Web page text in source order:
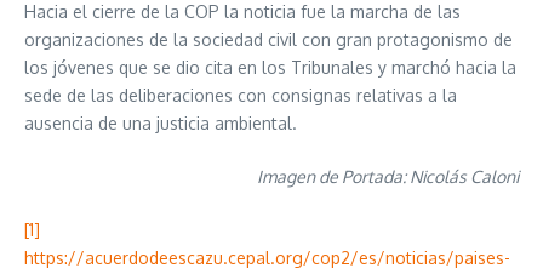
Hacia el cierre de la COP la noticia fue la marcha de las
organizaciones de la sociedad civil con gran protagonismo de
los jóvenes que se dio cita en los Tribunales y marchó hacia la
sede de las deliberaciones con consignas relativas a la
ausencia de una justicia ambiental.
Imagen de Portada: Nicolás Caloni
[1]
https://acuerdodeescazu.cepal.org/cop2/es/noticias/paises-